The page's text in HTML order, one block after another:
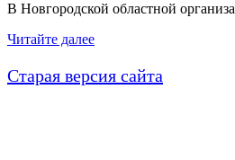
В Новгородской областной
Заседание
регионального
профсоюза
Читайте далее
Старая версия сайта